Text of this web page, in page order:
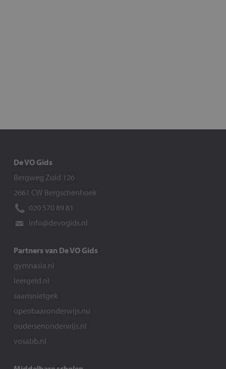
De VO Gids
Bergweg Zuid 126
2661 CW Bergschenhoek
020 570 89 81
info@devogids.nl
Partners van De VO Gids
gymnasia.nl
leergeld.nl
saarisnietgek
openbaaronderwijs.nu
oudersenonderwijs.nl
vosabb.nl